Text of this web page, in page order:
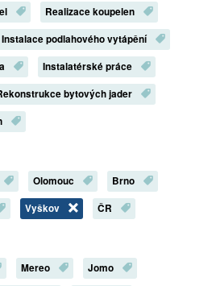
Realizace koupelen
Instalace podlahového vytápění
Instalatérské práce
bytových jader
Olomouc
Brno
Vyškov ČR
Mereo
Jomo